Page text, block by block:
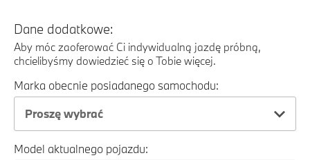
Dane dodatkowe:
Aby móc zaoferować Ci indywidualną jazdę próbną,
chcielibyśmy dowiedzieć się o Tobie więcej.
Marka obecnie posiadanego samochodu:
Proszę wybrać
Model aktualnego pojazdu: